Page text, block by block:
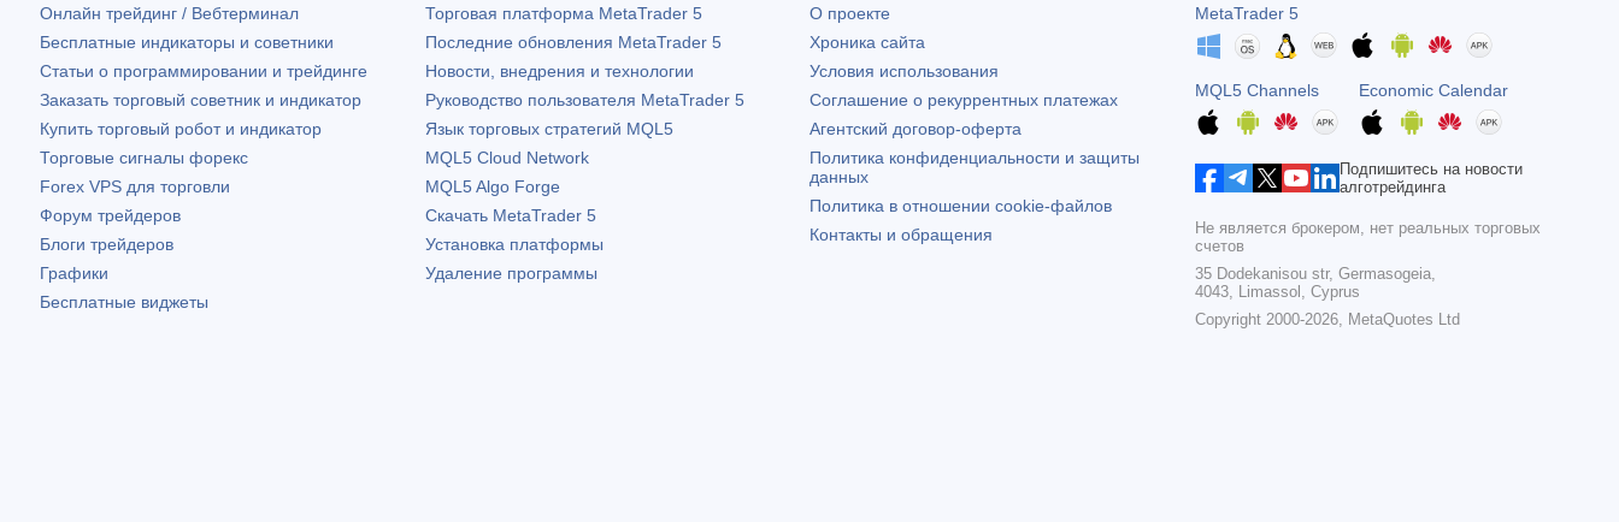
Онлайн трейдинг / Вебтерминал
Бесплатные индикаторы и советники
Статьи о программировании и трейдинге
Заказать торговый советник и индикатор
Купить торговый робот и индикатор
Торговые сигналы форекс
Forex VPS для торговли
Форум трейдеров
Блоги трейдеров
Графики
Бесплатные виджеты
Торговая платформа MetaTrader 5
Последние обновления MetaTrader 5
Новости, внедрения и технологии
Руководство пользователя MetaTrader 5
Язык торговых стратегий MQL5
MQL5 Cloud Network
MQL5 Algo Forge
Скачать MetaTrader 5
Установка платформы
Удаление программы
О проекте
Хроника сайта
Условия использования
Соглашение о рекуррентных платежах
Агентский договор-оферта
Политика конфиденциальности и защиты
данных
Политика в отношении cookie-файлов
Контакты и обращения
MetaTrader 5
MQL5 Channels Economic Calendar
Подпишитесь на новости
алготрейдинга
Не является брокером, нет реальных торговых
счетов
35 Dodekanisou str, Germasogeia,
4043, Limassol, Cyprus
Copyright 2000-2026, MetaQuotes Ltd